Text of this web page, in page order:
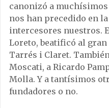
canonizó a
nos han precedido en
intercesores nuestros.
Loreto, beatificó al gran
Tarrés i Claret.
Moscati, a Ricardo
Molla. Y a tantísimos
fundadores o no.